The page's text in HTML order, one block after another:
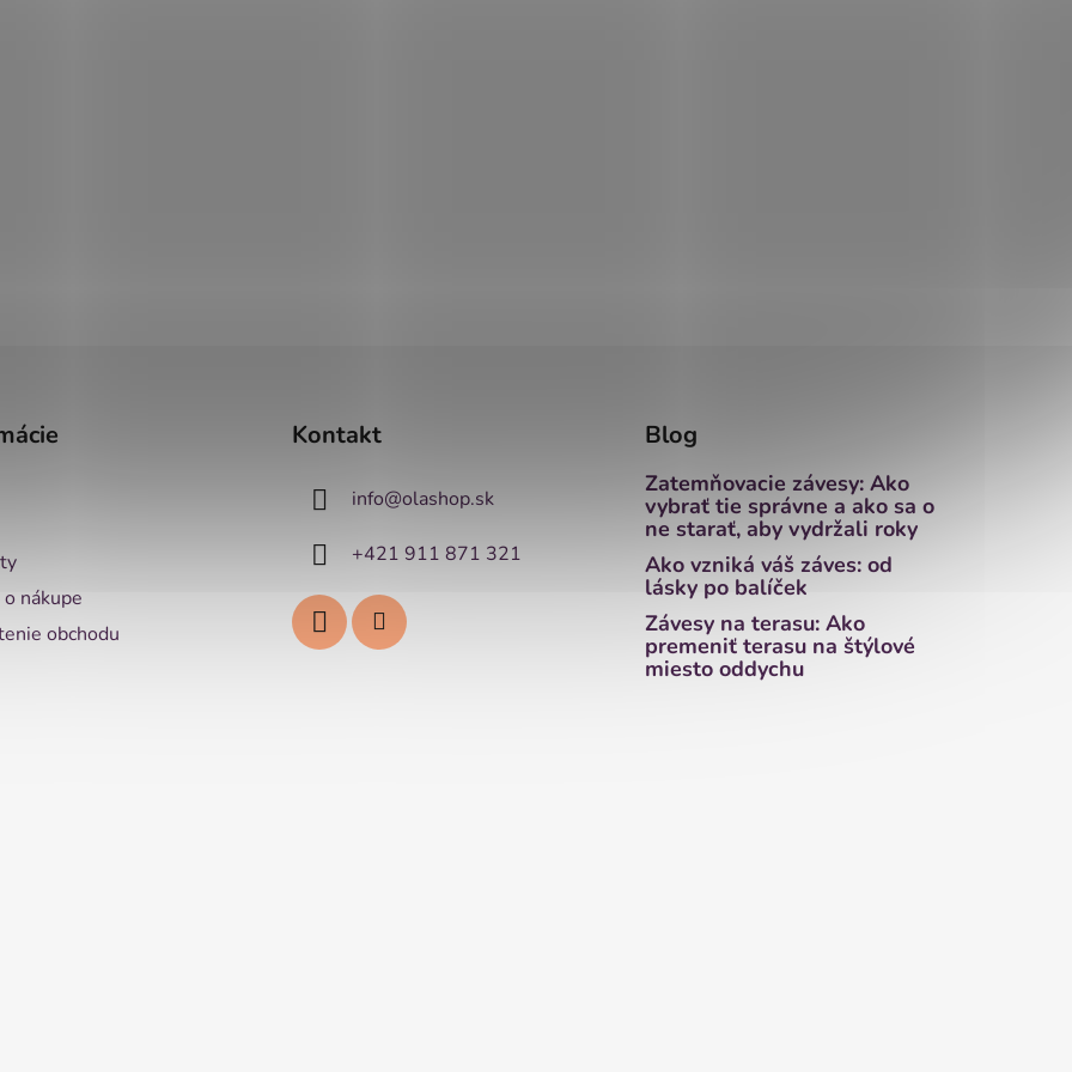
nákupe
obchodu
Kontakt
info@olashop.sk
+421 911 871 321
Blog
Zatemňovacie závesy: Ako
vybrať tie správne a ako sa o
ne starať, aby vydržali roky
Ako vzniká váš záves: od
lásky po balíček
Závesy na terasu: Ako
premeniť terasu na štýlové
miesto oddychu